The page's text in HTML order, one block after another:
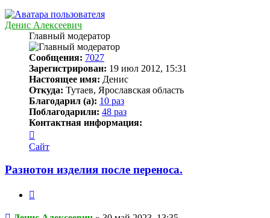
Денис Алексеевич
Главный модератор
Сообщения: 7027
Зарегистрирован: 19 июл 2012, 15:31
Настоящее имя: Денис
Откуда: Тутаев, Ярославская область
Благодарил (а): 10 раз
Поблагодарили: 48 раз
Контактная информация:
информация
пользователя
Алексеевич
Сайт
Разнотон изделия после переноса.
Непрочитанное